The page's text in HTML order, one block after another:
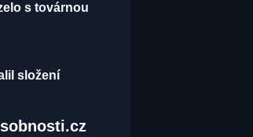
s továrnou
složení